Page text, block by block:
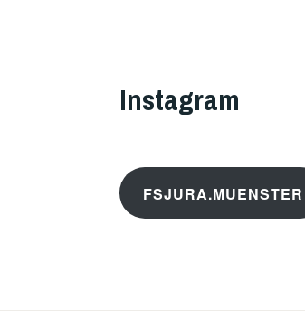
Instagram
FSJURA.MUENSTER